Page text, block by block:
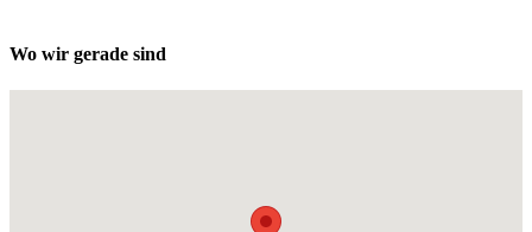
Wo wir gerade sind